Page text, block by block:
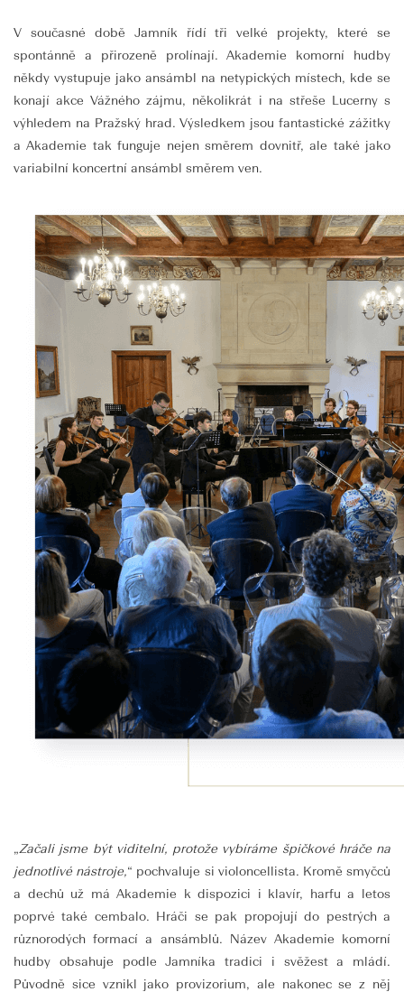
V současné době Jamník řídí tři velké projekty, které se
spontánně a přirozeně prolínají. Akademie komorní hudby
někdy vystupuje jako ansámbl na netypických místech, kde se
konají akce Vážného zájmu, několikrát i na střeše Lucerny s
výhledem na Pražský hrad. Výsledkem jsou fantastické zážitky
a Akademie tak funguje nejen směrem dovnitř, ale také jako
variabilní koncertní ansámbl směrem ven.
„Začali jsme být viditelní, protože vybíráme špičkové hráče na
jednotlivé nástroje,“ pochvaluje si violoncellista. Kromě smyčců
a dechů už má Akademie k dispozici i klavír, harfu a letos
poprvé také cembalo. Hráči se pak propojují do pestrých a
různorodých formací a ansámblů. Název Akademie komorní
hudby obsahuje podle Jamníka tradici i svěžest a mládí.
Původně sice vznikl jako provizorium, ale nakonec se z něj